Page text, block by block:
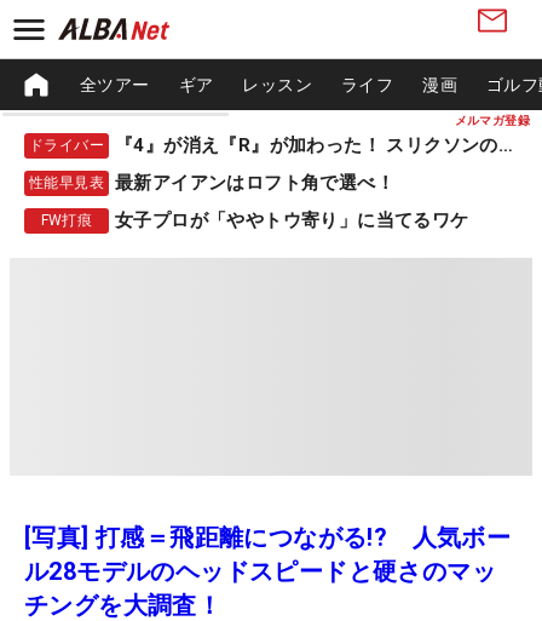
メルマガ登録
全ツアー ギア レッスン ライフ 漫画 ゴル
ドライバー 『4』が消え『R』が加わった！ スリクソンの新作
性能早見表 最新アイアンはロフト角で選べ！
FW打痕 女子プロが「ややトウ寄り」に当てるワケ
[写真] 打感＝飛距離につながる!? 人気ボー
ル28モデルのヘッドスピードと硬さのマッ
チングを大調査！